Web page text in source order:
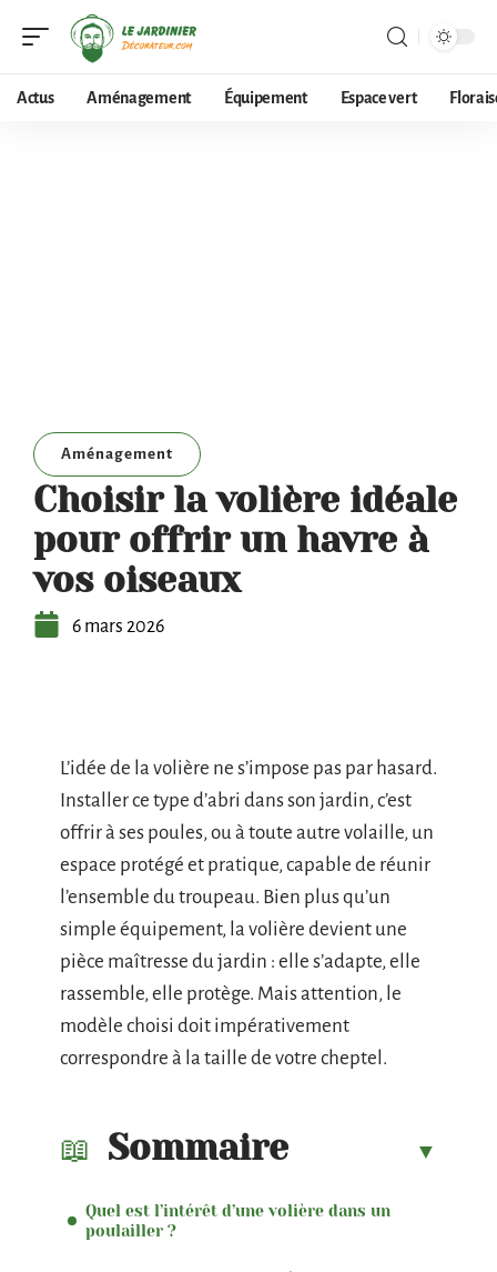
Actus Aménagement Équipement Espace vert
Aménagement
Choisir la volière idéale
pour offrir un havre à
vos oiseaux
6 mars 2026
L’idée de la volière ne s’impose pas par hasard.
Installer ce type d’abri dans son jardin, c’est
offrir à ses poules, ou à toute autre volaille, un
espace protégé et pratique, capable de réunir
l’ensemble du troupeau. Bien plus qu’un
simple équipement, la volière devient une
pièce maîtresse du jardin : elle s’adapte, elle
rassemble, elle protège. Mais attention, le
modèle choisi doit impérativement
correspondre à la taille de votre cheptel.
Sommaire
Quel est l’intérêt d’une volière dans un
poulailler ?